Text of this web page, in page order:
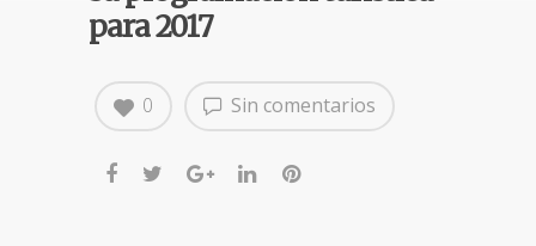
para 2017
Sin comentarios
0